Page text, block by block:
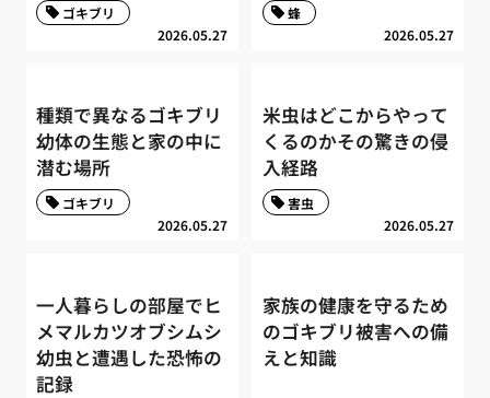
2026.05.27
ゴキブリ
2026.05.27
蜂
種類で異なるゴキブリ
幼体の生態と家の中に
潜む場所
2026.05.27
ゴキブリ
米虫はどこからやって
くるのかその驚きの侵
入経路
2026.05.27
害虫
一人暮らしの部屋でヒ
メマルカツオブシムシ
幼虫と遭遇した恐怖の
記録
家族の健康を守るため
のゴキブリ被害への備
えと知識